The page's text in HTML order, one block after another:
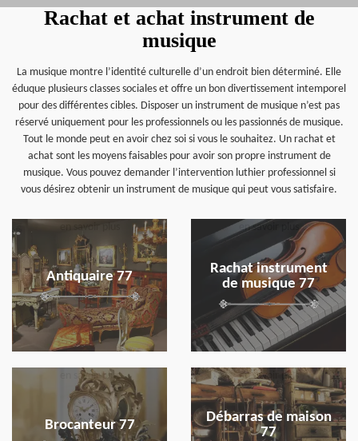
Rachat et achat instrument de
musique
La musique montre l’identité culturelle d’un endroit bien déterminé. Elle
éduque plusieurs classes sociales et offre un bon divertissement intemporel
pour des différentes cibles. Disposer un instrument de musique n’est pas
réservé uniquement pour les professionnels ou les passionnés de musique.
Tout le monde peut en avoir chez soi si vous le souhaitez. Un rachat et
achat sont les moyens faisables pour avoir son propre instrument de
musique. Vous pouvez demander l’intervention luthier professionnel si
vous désirez obtenir un instrument de musique qui peut vous satisfaire.
Antiquaire 77
en savoir plus
Rachat instrument
de musique 77
en savoir plus
Brocanteur 77
en savoir plus
Débarras de maison
77
en savoir plus